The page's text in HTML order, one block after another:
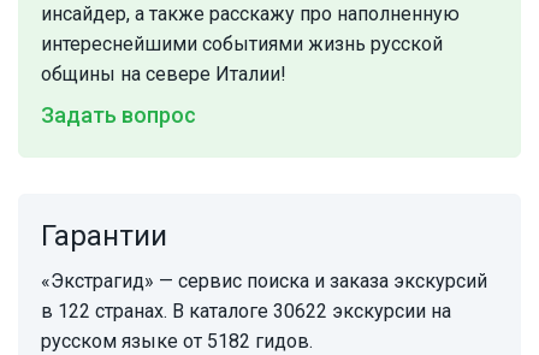
инсайдер, а также расскажу про наполненную
интереснейшими событиями жизнь русской
общины на севере Италии!
Задать вопрос
Гарантии
«Экстрагид» — сервис поиска и заказа экскурсий
в 122 странах. В каталоге 30622 экскурсии на
русском языке от 5182 гидов.